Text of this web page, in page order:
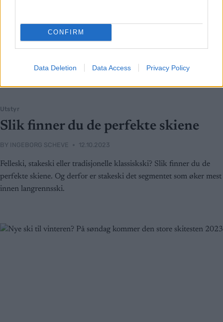
CONFIRM
Data Deletion Data Access Privacy Policy
Utstyr
Slik finner du de perfekte skiene
BY INGEBORG SCHEVE 12.10.2023
Felleski, stakeski eller tradisjonelle klassiskski? Slik finner du de
perfekte skiene. Og derfor er stakeski det segmentet som øker mest
innen langrennsski.